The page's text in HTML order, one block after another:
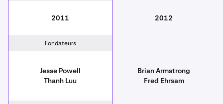
2011 2012
Fondateurs
Jesse Powell
Thanh Luu
Brian Armstrong
Fred Ehrsam